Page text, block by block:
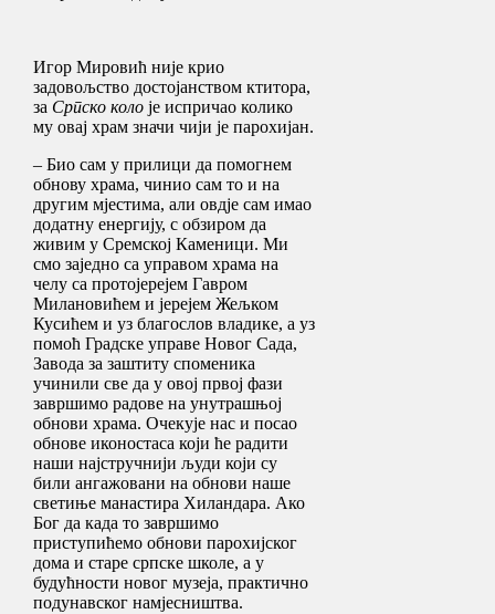
Игор Мировић није крио
задовољство достојанством ктитора,
за Српско коло је испричао колико
му овај храм значи чији је парохијан.
– Био сам у прилици да помогнем
обнову храма, чинио сам то и на
другим мјестима, али овдје сам имао
додатну енергију, с обзиром да
живим у Сремској Каменици. Ми
смо заједно са управом храма на
челу са протојерејем Гавром
Милановићем и јерејем Жељком
Кусићем и уз благослов владике, а уз
помоћ Градске управе Новог Сада,
Завода за заштиту споменика
учинили све да у овој првој фази
завршимо радове на унутрашњој
обнови храма. Очекује нас и посао
обнове иконостаса који ће радити
наши најстручнији људи који су
били ангажовани на обнови наше
светиње манастира Хиландара. Ако
Бог да када то завршимо
приступићемо обнови парохијског
дома и старе српске школе, а у
будућности новог музеја, практично
подунавског намјесништва.